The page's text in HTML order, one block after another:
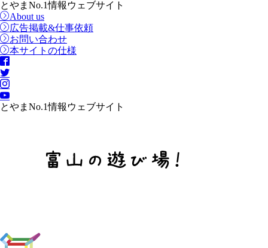
とやまNo.1情報ウェブサイト
About us
広告掲載&仕事依頼
お問い合わせ
本サイトの仕様
とやまNo.1情報ウェブサイト